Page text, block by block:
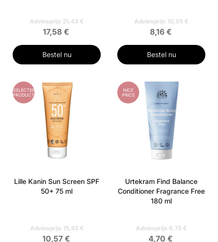
Adviesprijs 21,43 €
17,58 €
Bestel nu
Adviesprijs 10,05 €
8,16 €
Bestel nu
GESELECTEERD
PRODUCT
Lille Kanin Sun Screen SPF
50+ 75 ml
Adviesprijs 15,92 €
10,57 €
NICE
PRICE
Urtekram Find Balance
Conditioner Fragrance Free
180 ml
Adviesprijs 6,75 €
4,70 €